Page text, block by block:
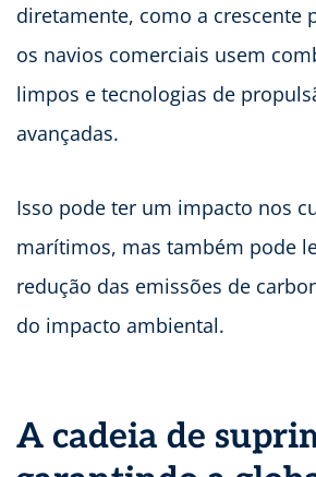
diretamente, como a crescente
os navios comerciais usem
limpos e tecnologias de
avançadas.
Isso pode ter um impacto nos
marítimos, mas também pode
redução das emissões de
do impacto ambiental.
A cadeia de